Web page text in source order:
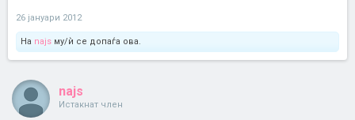
26 јануари 2012
На najs му/ѝ се допаѓа ова.
najs
Истакнат член